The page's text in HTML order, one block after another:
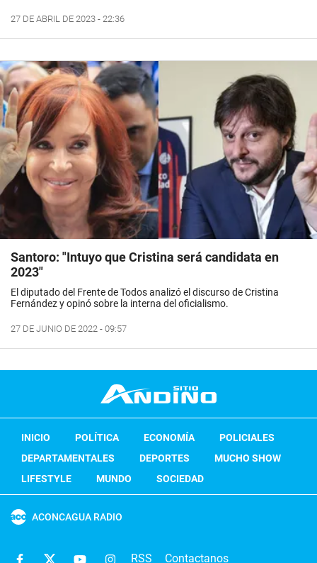
27 DE ABRIL DE 2023 - 22:36
Santoro: "Intuyo que Cristina será candidata en
2023"
El diputado del Frente de Todos analizó el discurso de Cristina
Fernández y opinó sobre la interna del oficialismo.
27 DE JUNIO DE 2022 - 09:57
INICIO POLÍTICA ECONOMÍA
POLICIALES
DEPARTAMENTALES
DEPORTES
MUCHO SHOW
LIFESTYLE
MUNDO SOCIEDAD
ACONCAGUA RADIO
RSS Contactanos